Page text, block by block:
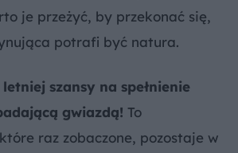
je przeżyć, by przekonać się,
potrafi być natura.
szansy na spełnienie
gwiazdą! To
raz zobaczone, pozostaje w